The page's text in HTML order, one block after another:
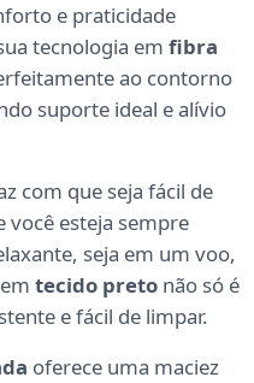
e praticidade
tecnologia em fibra
ao contorno
suporte ideal e alívio
com que seja fácil de
você esteja sempre
seja em um voo,
tecido preto não só é
e fácil de limpar.
oferece uma maciez